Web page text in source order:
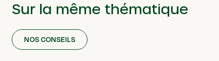
Sur la même thématique
NOS CONSEILS